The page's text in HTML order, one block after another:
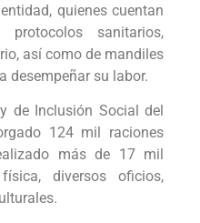
quienes cuentan
sanitarios,
así como de mandiles
desempeñar su labor.
de Inclusión Social del
124 mil raciones
más de 17 mil
diversos oficios,